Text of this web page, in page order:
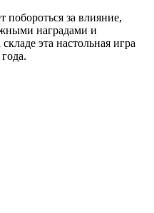
побороться за влияние,
наградами и
эта настольная игра